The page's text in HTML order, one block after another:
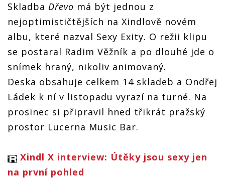
Skladba Dřevo má být jednou z
nejoptimističtějších na Xindlově novém
albu, které nazval Sexy Exity. O režii klipu
se postaral Radim Věžník a po dlouhé jde o
snímek hraný, nikoliv animovaný.
Deska obsahuje celkem 14 skladeb a Ondřej
Ládek k ní v listopadu vyrazí na turné. Na
prosinec si připravil hned třikrát pražský
prostor Lucerna Music Bar.
Xindl X interview: Útěky jsou sexy jen
na první pohled